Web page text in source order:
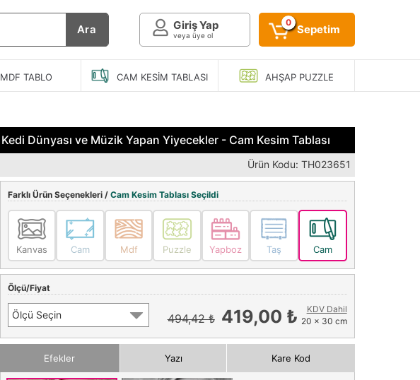
Ara Giriş Yap
veya üye ol
0
Sepetim
MDF TABLO CAM KESIM TABLASI AHŞAPPUZZLE
Kedi Dünyası ve Müzik Yapan Yiyecekler - Cam Kesim Tablası
Ürün Kodu: TH023651
Farklı Ürün Seçenekleri / Cam Kesim Tablası Seçildi
Kanvas Cam Mdf Puzzle Yapboz Taş Cam
Ölçü/Fiyat
Ölçü Seçin 494,42 ₺ 419,00 ₺
KDV Dahil
20 x 30 cm
Efekler Yazı Kare Kod